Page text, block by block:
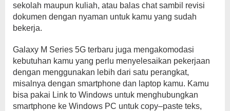
sekolah maupun kuliah, atau balas chat sambil revisi
dokumen dengan nyaman untuk kamu yang sudah
bekerja.
Galaxy M Series 5G terbaru juga mengakomodasi
kebutuhan kamu yang perlu menyelesaikan pekerjaan
dengan menggunakan lebih dari satu perangkat,
misalnya dengan smartphone dan laptop kamu. Kamu
bisa pakai Link to Windows untuk menghubungkan
smartphone ke Windows PC untuk copy–paste teks,